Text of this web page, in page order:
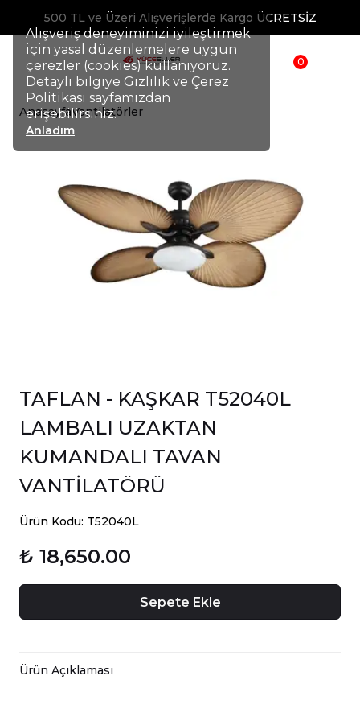
Alışveriş deneyiminizi iyileştirmek
için yasal düzenlemelere uygun
çerezler (cookies) kullanıyoruz.
Detaylı bilgiye Gizlilik ve Çerez
Politikası sayfamızdan
erişebilirsiniz.
Anladım
500 TL ve Üzeri Alışverişlerde Kargo ÜCRETSİZ
0
AnasayfaVantilatörler
TAFLAN - KAŞKAR T52040L
LAMBALI UZAKTAN
KUMANDALI TAVAN
VANTİLATÖRÜ
Ürün Kodu: T52040L
₺ 18,650.00
Sepete Ekle
Ürün Açıklaması